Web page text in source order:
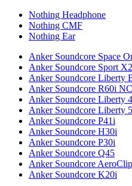
Nothing Headphone
Nothing CMF
Nothing Ear
Anker Soundcore Space
Anker Soundcore Sport
Anker Soundcore Liberty
Anker Soundcore R60i NC
Anker Soundcore Liberty
Anker Soundcore Liberty 5
Anker Soundcore P41i
Anker Soundcore H30i
Anker Soundcore P30i
Anker Soundcore Q45
Anker Soundcore AeroClip
Anker Soundcore K20i